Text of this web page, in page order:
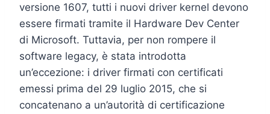
versione 1607, tutti i nuovi driver kernel devono
essere firmati tramite il Hardware Dev Center
di Microsoft. Tuttavia, per non rompere il
software legacy, è stata introdotta
un’eccezione: i driver firmati con certificati
emessi prima del 29 luglio 2015, che si
concatenano a un’autorità di certificazione